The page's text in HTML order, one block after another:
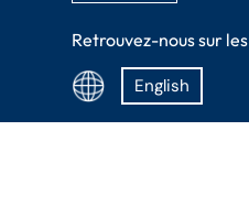
Retrouvez-nous sur
English